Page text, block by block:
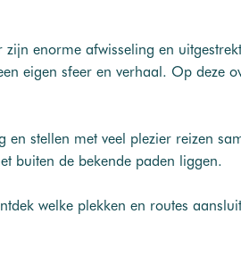
enorme afwisseling en
eigen sfeer en verhaal. Op deze
stellen met veel plezier reizen
buiten de bekende paden liggen.
welke plekken en routes